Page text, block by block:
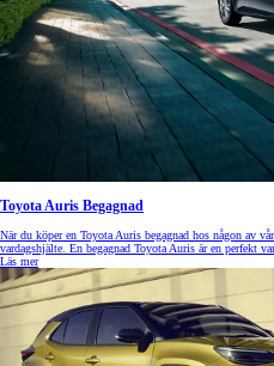
Toyota Auris Begagnad
När du köper en Toyota Auris begagnad hos någon av
vardagshjälte. En begagnad Toyota Auris är en perfekt
Läs mer